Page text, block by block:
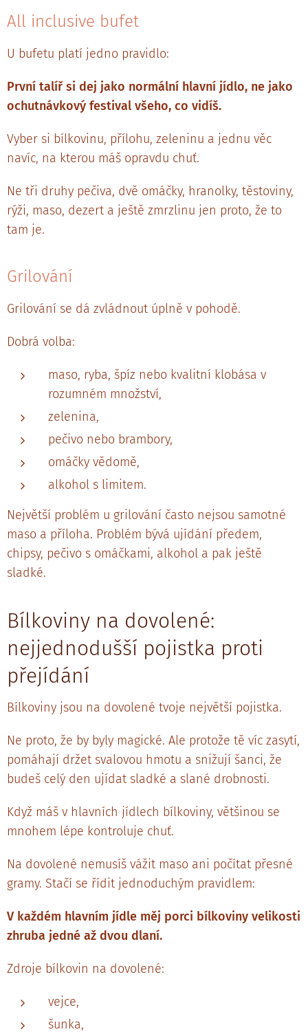
All inclusive bufet
U bufetu platí jedno pravidlo:
První talíř si dej jako normální hlavní jídlo, ne jako
ochutnávkový festival všeho, co vidíš.
Vyber si bílkovinu, přílohu, zeleninu a jednu věc
navíc, na kterou máš opravdu chuť.
Ne tři druhy pečiva, dvě omáčky, hranolky, těstoviny,
rýži, maso, dezert a ještě zmrzlinu jen proto, že to
tam je.
Grilování
Grilování se dá zvládnout úplně v pohodě.
Dobrá volba:
maso, ryba, špíz nebo kvalitní klobása v
rozumném množství,
zelenina,
pečivo nebo brambory,
omáčky vědomě,
alkohol s limitem.
Největší problém u grilování často nejsou samotné
maso a příloha. Problém bývá ujídání předem,
chipsy, pečivo s omáčkami, alkohol a pak ještě
sladké.
Bílkoviny na dovolené:
nejjednodušší pojistka proti
přejídání
Bílkoviny jsou na dovolené tvoje největší pojistka.
Ne proto, že by byly magické. Ale protože tě víc zasytí,
pomáhají držet svalovou hmotu a snižují šanci, že
budeš celý den ujídat sladké a slané drobnosti.
Když máš v hlavních jídlech bílkoviny, většinou se
mnohem lépe kontroluje chuť.
Na dovolené nemusíš vážit maso ani počítat přesné
gramy. Stačí se řídit jednoduchým pravidlem:
V každém hlavním jídle měj porci bílkoviny velikosti
zhruba jedné až dvou dlaní.
Zdroje bílkovin na dovolené:
vejce,
šunka,